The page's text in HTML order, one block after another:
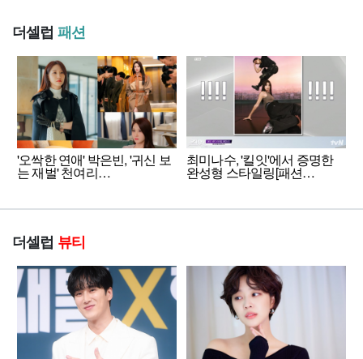
더셀럽 패션
'오싹한 연애' 박은빈, '귀신 보
는 재벌' 천여리…
최미나수, '킬잇'에서 증명한
완성형 스타일링[패션…
더셀럽 뷰티